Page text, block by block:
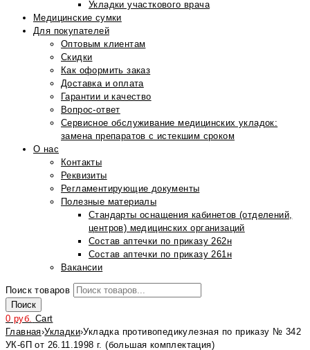
Укладки участкового врача
Медицинские сумки
Для покупателей
Оптовым клиентам
Скидки
Как оформить заказ
Доставка и оплата
Гарантии и качество
Вопрос-ответ
Сервисное обслуживание медицинских укладок:
замена препаратов с истекшим сроком
О нас
Контакты
Реквизиты
Регламентирующие документы
Полезные материалы
Стандарты оснащения кабинетов (отделений,
центров) медицинских организаций
Состав аптечки по приказу 262н
Состав аптечки по приказу 261н
Вакансии
Поиск товаров
Поиск
0 руб. Cart
Главная›Укладки›Укладка противопедикулезная по приказу № 342
УК-6П от 26.11.1998 г. (большая комплектация)